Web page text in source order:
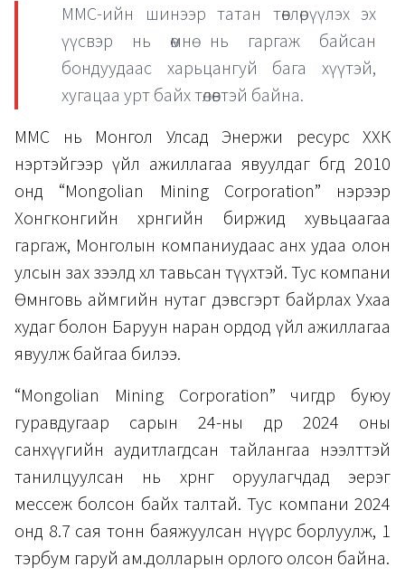
MMC-ийн шинээр татан төвлөрүүлэх эх
үүсвэр нь өмнө нь гаргаж байсан
бондуудаас харьцангуй бага хүүтэй,
хугацаа урт байх төлөвтэй байна.
MMC нь Монгол Улсад Энержи ресурс ХХК
нэртэйгээр үйл ажиллагаа явуулдаг бөгөөд 2010
онд “Mongolian Mining Corporation” нэрээр
Хонгконгийн хөрөнгийн биржид хувьцаагаа
гаргаж, Монголын компаниудаас анх удаа олон
улсын зах зээлд хөл тавьсан түүхтэй. Тус компани
Өмнөговь аймгийн нутаг дэвсгэрт байрлах Ухаа
худаг болон Баруун наран ордод үйл ажиллагаа
явуулж байгаа билээ.
“Mongolian Mining Corporation” өчигдөр буюу
гуравдугаар сарын 24-ны өдөр 2024 оны
санхүүгийн аудитлагдсан тайлангаа нээлттэй
танилцуулсан нь хөрөнгө оруулагчдад эерэг
мессеж болсон байх талтай. Тус компани 2024
онд 8.7 сая тонн баяжуулсан нүүрс борлуулж, 1
тэрбум гаруй ам.долларын орлого олсон байна.